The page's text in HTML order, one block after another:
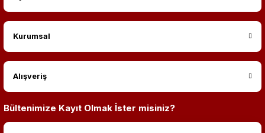
Kurumsal
Alışveriş
Bültenimize Kayıt Olmak İster misiniz?